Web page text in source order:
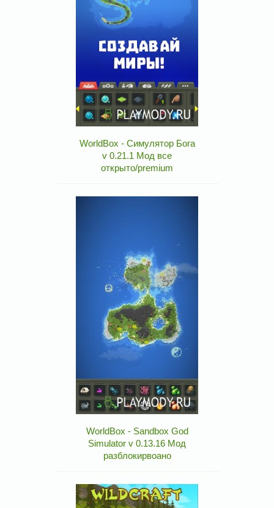
WorldBox - Симулятор Бога
v 0.21.1 Мод все
открыто/premium
WorldBox - Sandbox God
Simulator v 0.13.16 Мод
разблокирвоано